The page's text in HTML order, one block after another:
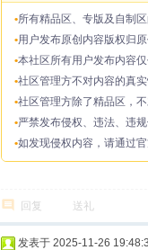
所有精品区、专版及自制
用户发布原创内容版权归
本社区所有用户发布内容
社区管理方不对内容的真
社区管理方除了精品区，
严禁发布侵权、违法、违
如发现侵权内容，请通过
回复 送礼
发表于 2025-11-26